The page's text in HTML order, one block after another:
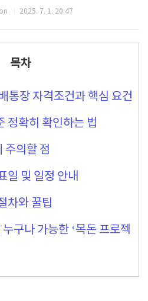
2025. 7. 1. 20:47
목차
통장 자격조건과 핵심 요건
정확히 확인하는 법
주의할 점
일 및 일정 안내
차와 꿀팁
구나 가능한 ‘목돈 프로젝